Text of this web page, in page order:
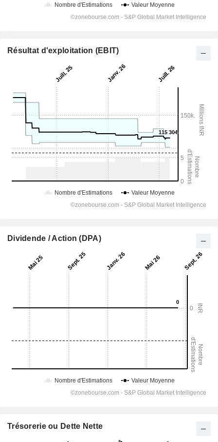
Résultat d'exploitation (EBIT)
Dividende / Action (DPA)
Trésorerie ou Dette Nette